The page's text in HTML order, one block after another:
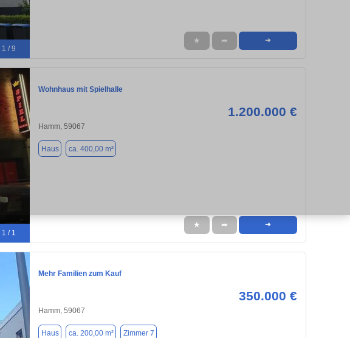
1 / 9
★ ➦ ➜
1 / 1
Wohnhaus mit Spielhalle
1.200.000 €
Hamm, 59067
Haus ca. 400,00 m²
★ ➦ ➜
Mehr Familien zum Kauf
350.000 €
Hamm, 59067
Haus ca. 200,00 m² Zimmer 7